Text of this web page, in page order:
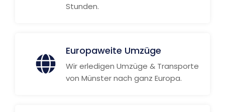
Stunden.
Europaweite Umzüge
Wir erledigen Umzüge & Transporte
von Münster nach ganz Europa.